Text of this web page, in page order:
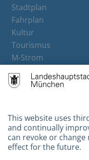
Stadtplan
Fahrplan
Kultur
Tourismus
M-Strom
Hotels
Contact
Barrierefreiheit
Leichte Sprache